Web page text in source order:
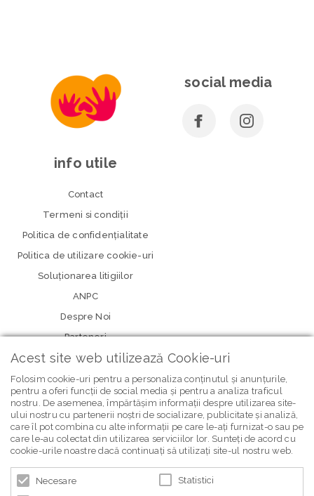
social media
info utile
Contact
Termeni si condiţii
Politica de confidenţialitate
Politica de utilizare cookie-uri
Soluționarea litigiilor
ANPC
Despre Noi
Parteneri
newsletter Bebe Brands
Acest site web utilizează Cookie-uri
Folosim cookie-uri pentru a personaliza conținutul și anunțurile,
pentru a oferi funcții de social media și pentru a analiza traficul
nostru. De asemenea, împărtășim informații despre utilizarea site-
ului nostru cu partenerii noștri de socializare, publicitate și analiză,
care îl pot combina cu alte informații pe care le-ați furnizat-o sau pe
care le-au colectat din utilizarea serviciilor lor. Sunteți de acord cu
cookie-urile noastre dacă continuați să utilizați site-ul nostru web.
Necesare Statistici